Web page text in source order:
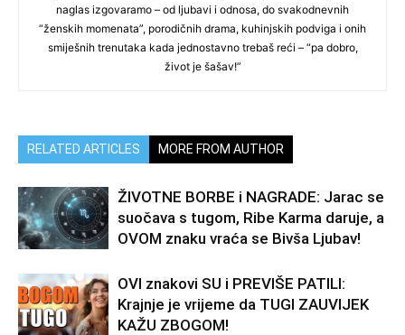
naglas izgovaramo – od ljubavi i odnosa, do svakodnevnih
“ženskih momenata”, porodičnih drama, kuhinjskih podviga i onih
smiješnih trenutaka kada jednostavno trebaš reći – “pa dobro,
život je šašav!”
RELATED ARTICLES MORE FROM AUTHOR
ŽIVOTNE BORBE i NAGRADE: Jarac se
suočava s tugom, Ribe Karma daruje, a
OVOM znaku vraća se Bivša Ljubav!
OVI znakovi SU i PREVIŠE PATILI:
Krajnje je vrijeme da TUGI ZAUVIJEK
KAŽU ZBOGOM!